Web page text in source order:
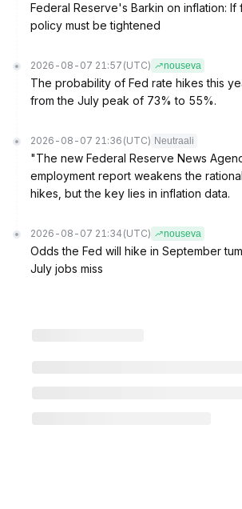
Federal Reserve's Barkin on inflation: If
policy must be tightened
2026-08-07 21:57 (UTC) nouseva
The probability of Fed rate hikes this
from the July peak of 73% to 55%.
2026-08-07 21:36 (UTC) Neutraali
"The new Federal Reserve News
employment report weakens the
hikes, but the key lies in inflation data.
2026-08-07 21:34 (UTC) nouseva
Odds the Fed will hike in September
July jobs miss